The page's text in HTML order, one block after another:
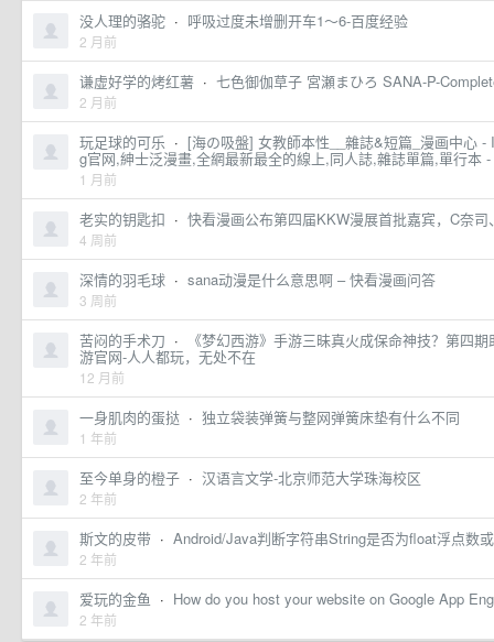
没人理的骆驼 · 呼吸过度未增删开车1～6-百度经验
2 月前
谦虚好学的烤红薯 · 七色御伽草子 宮瀬まひろ SANA-P-
2 月前
玩足球的可乐 · [海の吸盤] 女教師本性__雜誌&短篇_漫画中心
g官网,紳士泛漫畫,全網最新最全的線上,同人誌,雜誌單篇,單行本
1 月前
老实的钥匙扣 · 快看漫画公布第四届KKW漫展首批嘉宾，C奈
4 周前
深情的羽毛球 · sana动漫是什么意思啊 – 快看漫画问答
3 周前
苦闷的手术刀 · 《梦幻西游》手游三昧真火成保命神技？第四
游官网-人人都玩，无处不在
12 月前
一身肌肉的蛋挞 · 独立袋装弹簧与整网弹簧床垫有什么不同
1 年前
至今单身的橙子 · 汉语言文学-北京师范大学珠海校区
2 年前
斯文的皮带 · Android/Java判断字符串String是否为float浮点数
2 年前
爱玩的金鱼 · How do you host your website on Google App
2 年前